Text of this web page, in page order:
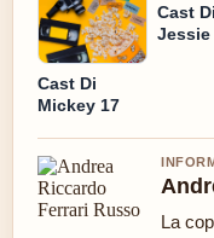
Cast Di
Mickey 17
Cast Di
Jessie
La